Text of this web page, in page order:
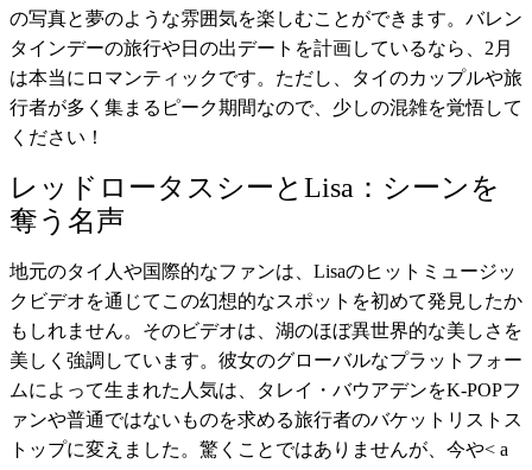
の写真と夢のような雰囲気を楽しむことができます。バレン
タインデーの旅行や日の出デートを計画しているなら、2月
は本当にロマンティックです。ただし、タイのカップルや旅
行者が多く集まるピーク期間なので、少しの混雑を覚悟して
ください！
レッドロータスシーとLisa：シーンを
奪う名声
地元のタイ人や国際的なファンは、Lisaのヒットミュージッ
クビデオを通じてこの幻想的なスポットを初めて発見したか
もしれません。そのビデオは、湖のほぼ異世界的な美しさを
美しく強調しています。彼女のグローバルなプラットフォー
ムによって生まれた人気は、タレイ・バウアデンをK-POPフ
ァンや普通ではないものを求める旅行者のバケットリストス
トップに変えました。驚くことではありませんが、今や< a